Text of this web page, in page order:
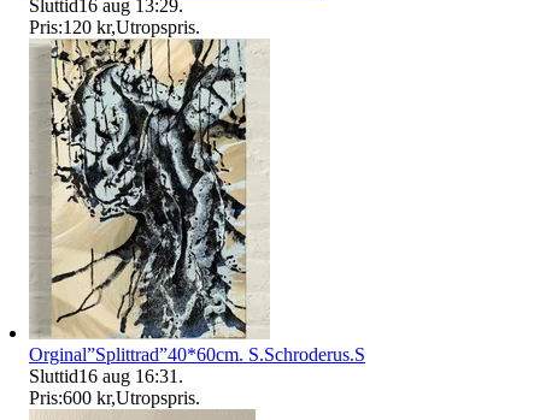
Sluttid16 aug 13:29.
Pris:120 kr,Utropspris.
Orginal”Splittrad”40*60cm. S.Schroderus.S
Sluttid16 aug 16:31 .
Pris:600 kr,Utropspris.